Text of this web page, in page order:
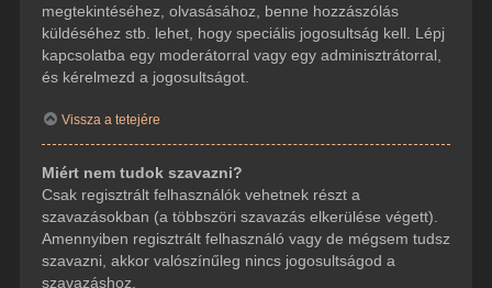
megtekintéséhez, olvasásához, benne hozzászólás
küldéséhez stb. lehet, hogy speciális jogosultság kell. Lépj
kapcsolatba egy moderátorral vagy egy adminisztrátorral,
és kérelmezd a jogosultságot.
Vissza a tetejére
Miért nem tudok szavazni?
Csak regisztrált felhasználók vehetnek részt a
szavazásokban (a többszöri szavazás elkerülése végett).
Amennyiben regisztrált felhasználó vagy de mégsem tudsz
szavazni, akkor valószínűleg nincs jogosultságod a
szavazáshoz.